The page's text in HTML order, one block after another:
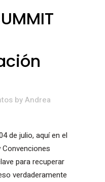
byAndrea
de julio, aquí en el
para recuperar
verdaderamente